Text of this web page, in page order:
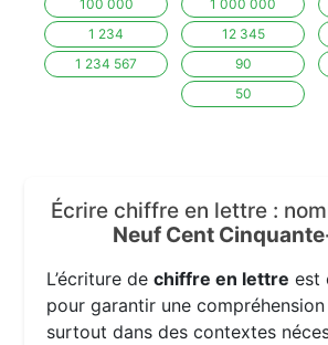
100 000
1 000 000
1 234
12 345
1 234 567
90
50
Écrire chiffre en lettre :
Neuf Cent
L’écriture dechiffre en lettre est
pour garantir une
surtout dans des contextes